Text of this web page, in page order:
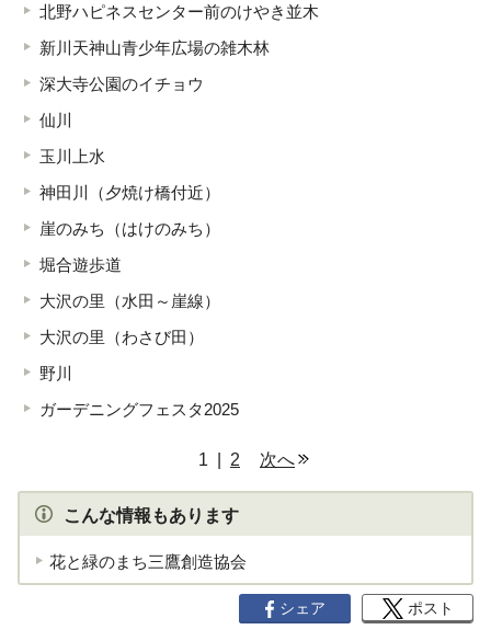
北野ハピネスセンター前のけやき並木
新川天神山青少年広場の雑木林
深大寺公園のイチョウ
仙川
玉川上水
神田川（夕焼け橋付近）
崖のみち（はけのみち）
堀合遊歩道
大沢の里（水田～崖線）
大沢の里（わさび田）
野川
ガーデニングフェスタ2025
ー
ジ
リ
ス
1 | 2 次へ
こんな情報もあります
花と緑のまち三鷹創造協会
シェア ポスト